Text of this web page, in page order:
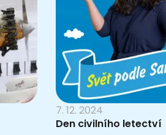
7. 12. 2024
Den civilního letectví